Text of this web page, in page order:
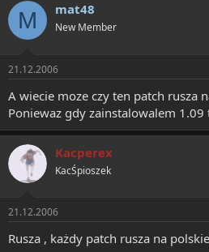
M mat48
New Member
21.12.2006
A wiecie moze czy ten patch rusza
Poniewaz gdy zainstalowalem
Kacperex
KacŚpioszek
21.12.2006
Rusza , każdy patch rusza na